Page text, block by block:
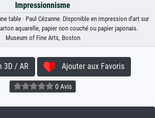
Impressionnisme
table · Paul Cézanne. Disponible en impression d'art sur
aquarelle, papier non couché ou papier japonais.
Museum of Fine Arts, Boston
3D / AR Ajouter aux Favoris
0 Avis